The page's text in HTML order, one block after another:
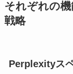
それぞれの
戦略
Perplexityス